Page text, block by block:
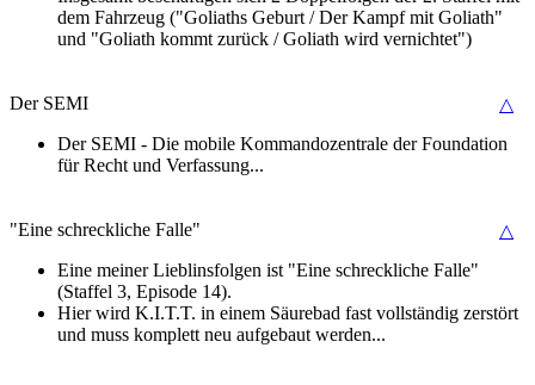
dem Fahrzeug ("Goliaths Geburt / Der Kampf mit Goliath"
und "Goliath kommt zurück / Goliath wird vernichtet")
Der SEMI
△
Der SEMI - Die mobile Kommandozentrale der Foundation
für Recht und Verfassung...
"Eine schreckliche Falle"
△
Eine meiner Lieblinsfolgen ist "Eine schreckliche Falle"
(Staffel 3, Episode 14).
Hier wird K.I.T.T. in einem Säurebad fast vollständig zerstört
und muss komplett neu aufgebaut werden...